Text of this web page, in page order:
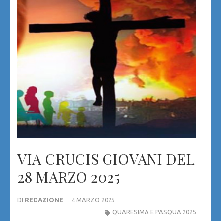
VIA CRUCIS GIOVANI DEL
28 MARZO 2025
DI REDAZIONE
4 MARZO 2025
QUARESIMA E PASQUA 2025